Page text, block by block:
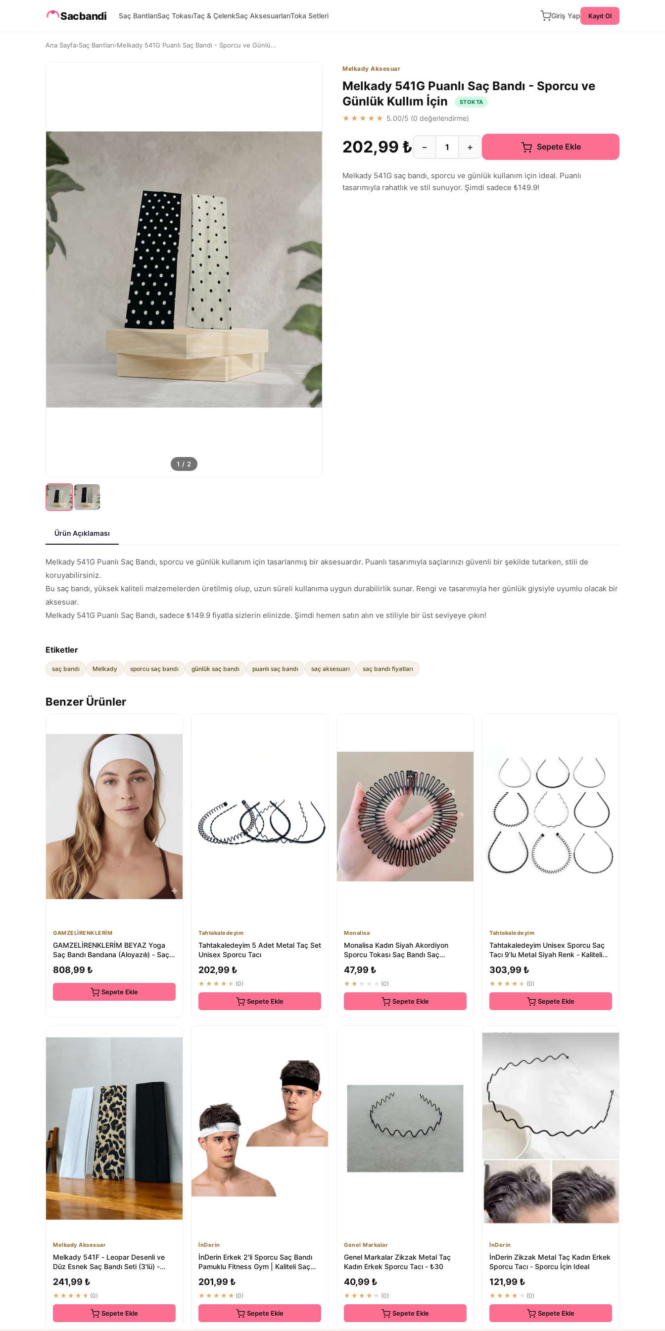
Sacbandi Saç BantlarıSaç TokasıTaç & ÇelenkSaç AksesuarlarıToka Setleri Giriş Yap Kayıt Ol
Ana Sayfa›Saç Bantları›Melkady 541G Puanlı Saç Bandı - Sporcu ve Günlü...
1 / 2
Melkady Aksesuar
Melkady 541G Puanlı Saç Bandı - Sporcu ve
Günlük Kullım İçin
STOKTA
★★★★★ 5.00/5 (0 değerlendirme)
202,99 ₺ − + Sepete Ekle
Melkady 541G saç bandı, sporcu ve günlük kullanım için ideal. Puanlı
tasarımıyla rahatlık ve stil sunuyor. Şimdi sadece ₺149.9!
Ürün Açıklaması
Melkady 541G Puanlı Saç Bandı, sporcu ve günlük kullanım için tasarlanmış bir aksesuardır. Puanlı tasarımıyla saçlarınızı güvenli bir şekilde tutarken, stili de
koruyabilirsiniz.
Bu saç bandı, yüksek kaliteli malzemelerden üretilmiş olup, uzun süreli kullanıma uygun durabilirlik sunar. Rengi ve tasarımıyla her günlük giysiyle uyumlu olacak bir
aksesuar.
Melkady 541G Puanlı Saç Bandı, sadece ₺149.9 fiyatla sizlerin elinizde. Şimdi hemen satın alın ve stiliyle bir üst seviyeye çıkın!
Etiketler
saç bandı Melkady sporcu saç bandı günlük saç bandı puanlı saç bandı saç aksesuarı saç bandı fiyatları
Benzer Ürünler
GAMZELİRENKLERİM
GAMZELİRENKLERİM BEYAZ Yoga
Saç Bandı Bandana (Aloyazılı) - Saç
808,99 ₺
Sepete Ekle
Tahtakaledeyim
Tahtakaledeyim 5 Adet Metal Taç Set
Unisex Sporcu Tacı
202,99 ₺
★★★★★ (0)
Sepete Ekle
Monalisa
Monalisa Kadın Siyah Akordiyon
Sporcu Tokası Saç Bandı Saç
47,99 ₺
★★★★★ (0)
Sepete Ekle
Tahtakaledeyim
Tahtakaledeyim Unisex Sporcu Saç
Tacı 9'lu Metal Siyah Renk - Kaliteli
303,99 ₺
★★★★★ (0)
Sepete Ekle
Melkady Aksesuar
Melkady 541F - Leopar Desenli ve
Düz Esnek Saç Bandı Seti (3'lü) -
241,99 ₺
★★★★★ (0)
Sepete Ekle
İnDerin
İnDerin Erkek 2'li Sporcu Saç Bandı
Pamuklu Fitness Gym | Kaliteli Saç
201,99 ₺
★★★★★ (0)
Sepete Ekle
Genel Markalar
Genel Markalar Zikzak Metal Taç
Kadın Erkek Sporcu Tacı - ₺30
40,99 ₺
★★★★★ (0)
Sepete Ekle
İnDerin
İnDerin Zikzak Metal Taç Kadın Erkek
Sporcu Tacı - Sporcu İçin Ideal
121,99 ₺
★★★★★ (0)
Sepete Ekle